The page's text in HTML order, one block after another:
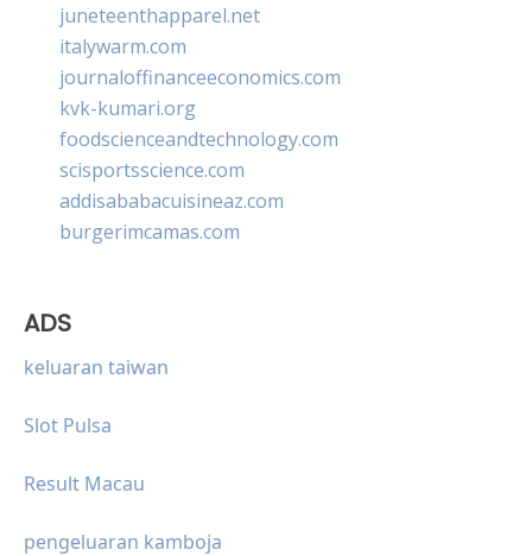
juneteenthapparel.net
italywarm.com
journaloffinanceeconomics.com
kvk-kumari.org
foodscienceandtechnology.com
scisportsscience.com
addisababacuisineaz.com
burgerimcamas.com
ADS
keluaran taiwan
Slot Pulsa
Result Macau
pengeluaran kamboja